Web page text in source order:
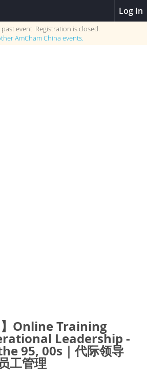
Log In
past event. Registration is closed.
AmCham China events.
】Online Training
Leadership -
95, 00s｜代际领导
工管理